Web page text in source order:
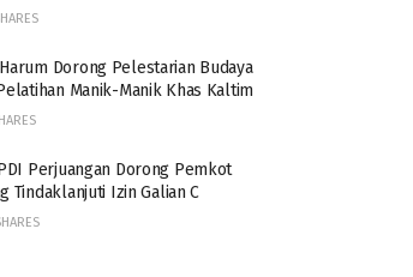
Dorong Pelestarian Budaya
Manik-Manik Khas Kaltim
Perjuangan Dorong Pemkot
Tindaklanjuti Izin Galian C